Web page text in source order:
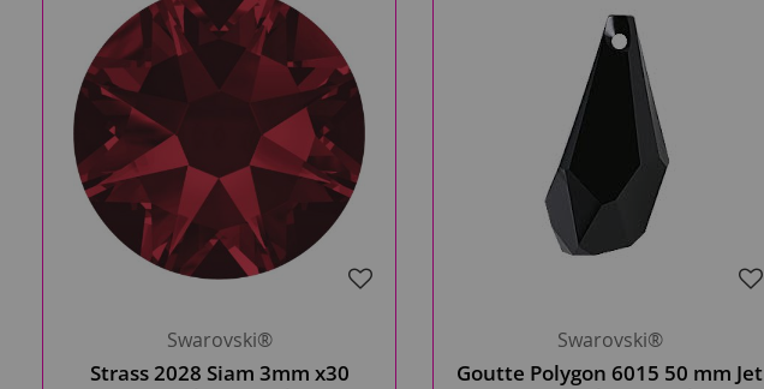
Swarovski®
Strass 2028 Siam 3mm x30
Swarovski®
Goutte Polygon 6015 50 mm Jet